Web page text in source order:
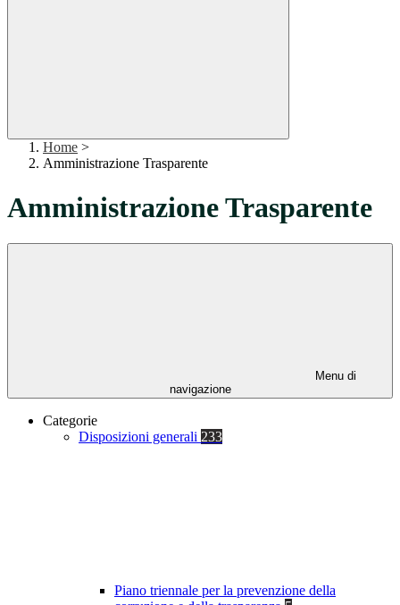
Home >
Amministrazione Trasparente
Amministrazione Trasparente
Menu di
navigazione
Categorie
Disposizioni generali 233
Piano triennale per la prevenzione della